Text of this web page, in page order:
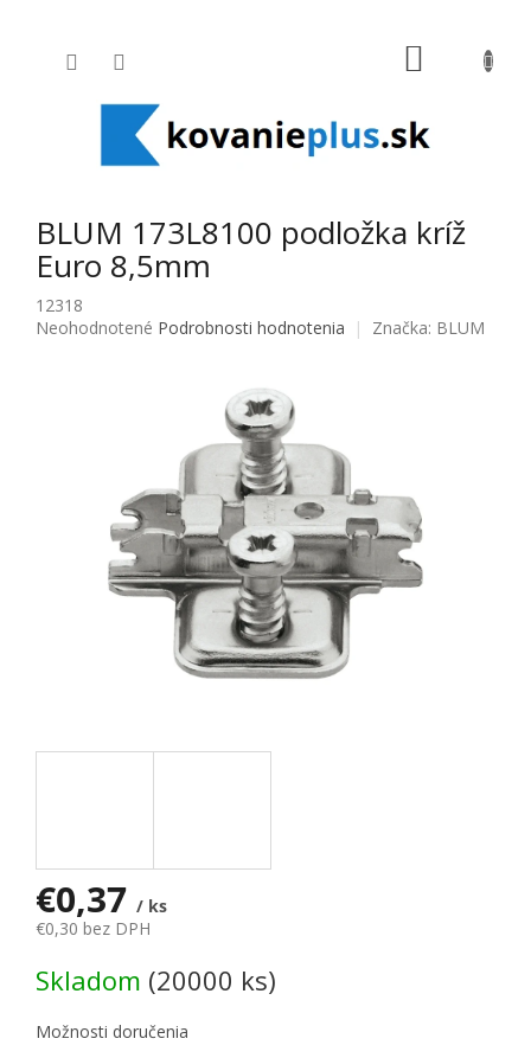
BLUM 173L8100 podložka kríž
Euro 8,5mm
12318
Priemerné hodnotenie produktu je 0,0 z 5 hviezdičiek.
Neohodnotené Podrobnosti hodnotenia Značka: BLUM
€0,37 / ks
€0,30 bez DPH
Skladom (20000 ks)
Možnosti doručenia